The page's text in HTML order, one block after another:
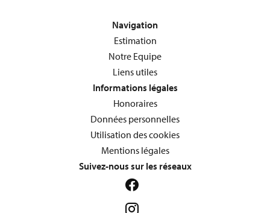
Navigation
Estimation
Notre Equipe
Liens utiles
Informations légales
Honoraires
Données personnelles
Utilisation des cookies
Mentions légales
Suivez-nous sur les réseaux